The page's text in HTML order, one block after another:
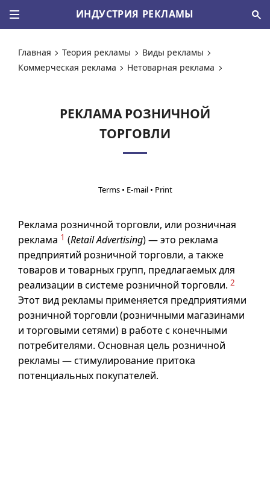
ИНДУСТРИЯ РЕКЛАМЫ
Главная Теория рекламы
Виды рекламы
Коммерческая реклама
Нетоварная реклама
РЕКЛАМА РОЗНИЧНОЙ
ТОРГОВЛИ
Реклама розничной торговли, или розничная
реклама 1 (Retail Advertising) — это реклама
предприятий розничной торговли, а также
товаров и товарных групп, предлагаемых для
реализации в системе розничной торговли. 2
Этот вид рекламы применяется предприятиями
розничной торговли (розничными магазинами
и торговыми сетями) в работе с конечными
потребителями. Основная цель розничной
рекламы — стимулирование притока
потенциальных покупателей.
• •